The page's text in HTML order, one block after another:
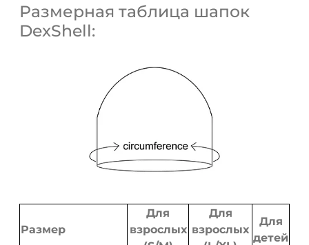
Размерная таблица шапок
DexShell:
Размер
Для
взрослых
Для
взрослых
Для
детей